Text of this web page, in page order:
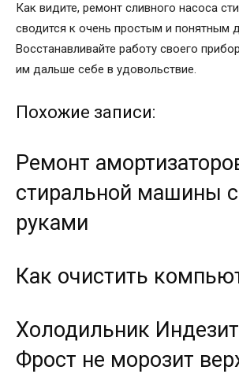
Как видите, ремонт сливного насоса
сводится к очень простым и понятным
Восстанавливайте работу своего
им дальше себе в удовольствие.
Похожие записи:
Ремонт
стиральной машины
руками
Как очистить
Холодильник
Фрост не морозит